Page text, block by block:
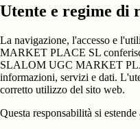
Utente e regime di
La navigazione, l'accesso e
MARKET PLACE SL
SLALOM UGC MARKET
informazioni, servizi e dati.
corretto utilizzo del sito web.
Questa responsabilità si